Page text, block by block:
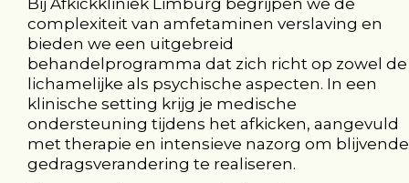
Bij Afkickkliniek Limburg begrijpen we de
complexiteit van amfetaminen verslaving en
bieden we een uitgebreid
behandelprogramma dat zich richt op zowel de
lichamelijke als psychische aspecten. In een
klinische setting krijg je medische
ondersteuning tijdens het afkicken, aangevuld
met therapie en intensieve nazorg om blijvende
gedragsverandering te realiseren.